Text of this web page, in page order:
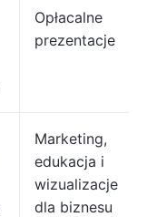
Opłacalne
prezentacje
Marketing,
edukacja i
wizualizacje
dla biznesu